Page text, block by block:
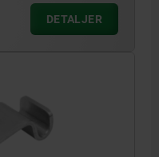
DETALJER